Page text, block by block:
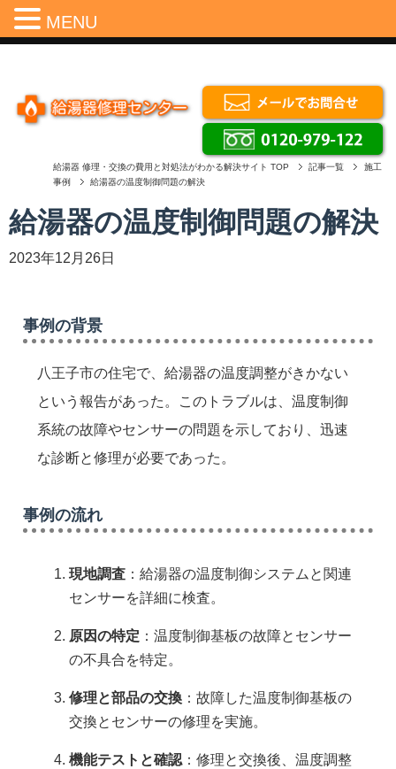
給湯器 修理・交換の費用と対処法がわかる解決サイト TOP 記事一覧
施工
事例
給湯器の温度制御問題の解決
給湯器の温度制御問題の解決
2023年12月26日
事例の背景
八王子市の住宅で、給湯器の温度調整がきかない
という報告があった。このトラブルは、温度制御
系統の故障やセンサーの問題を示しており、迅速
な診断と修理が必要であった。
事例の流れ
現地調査 ：給湯器の温度制御システムと関連
センサーを詳細に検査。
原因の特定 ：温度制御基板の故障とセンサー
の不具合を特定。
修理と部品の交換 ：故障した温度制御基板の
交換とセンサーの修理を実施。
機能テストと確認 ：修理と交換後、温度調整
MENU
Menu